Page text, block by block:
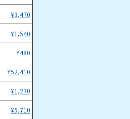
¥3,470
¥1,540
¥480
¥52,410
¥1,230
¥5,710